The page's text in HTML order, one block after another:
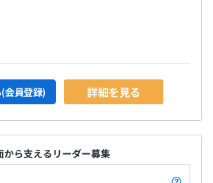
会員登録) 詳細を見る
から支えるリーダー募集